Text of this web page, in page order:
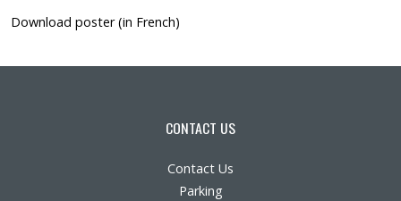
Download poster(in French)
CONTACT US
Contact Us
Parking